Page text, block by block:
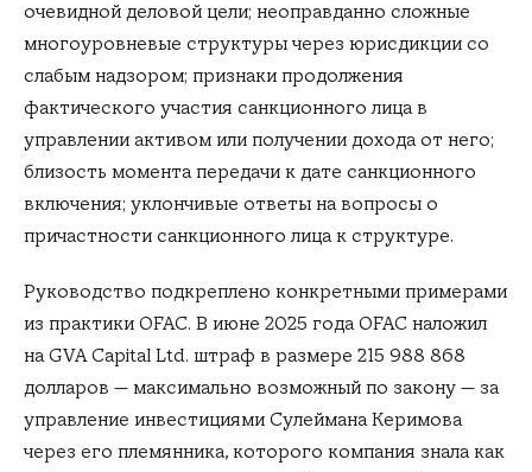
очевидной деловой цели; неоправданно сложные
многоуровневые структуры через юрисдикции со
слабым надзором; признаки продолжения
фактического участия санкционного лица в
управлении активом или получении дохода от него;
близость момента передачи к дате санкционного
включения; уклончивые ответы на вопросы о
причастности санкционного лица к структуре.
Руководство подкреплено конкретными примерами
из практики OFAC. В июне 2025 года OFAC наложил
на GVA Capital Ltd. штраф в размере 215 988 868
долларов — максимально возможный по закону — за
управление инвестициями Сулеймана Керимова
через его племянника, которого компания знала как